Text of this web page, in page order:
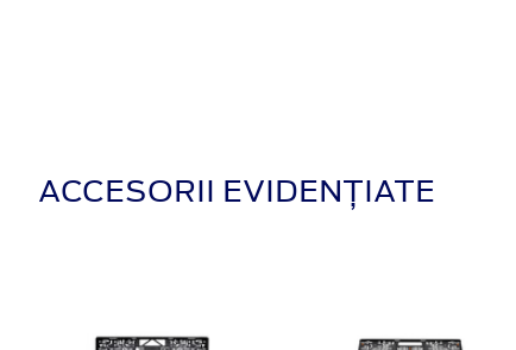
ACCESORII EVIDENȚIATE